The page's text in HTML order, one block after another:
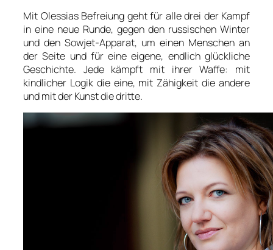
Mit Olessias Befreiung geht für alle drei der Kampf
in eine neue Runde, gegen den russischen Winter
und den Sowjet-Apparat, um einen Menschen an
der Seite und für eine eigene, endlich glückliche
Geschichte. Jede kämpft mit ihrer Waffe: mit
kindlicher Logik die eine, mit Zähigkeit die andere
und mit der Kunst die dritte.